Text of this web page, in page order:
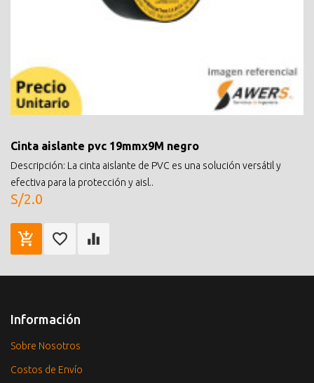
Cinta aislante pvc 19mmx9M negro
Descripción: La cinta aislante de PVC es una solución versátil y
efectiva para la protección y aisl..
S/2.0
Información
Sobre Nosotros
Costos de Envío